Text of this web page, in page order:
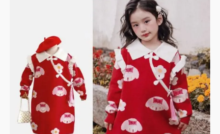
$188。$168。
色
針
織
新